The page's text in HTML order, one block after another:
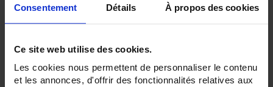
Consentement Détails À propos des cookies
Ce site web utilise des cookies.
Les cookies nous permettent de personnaliser le contenu
et les annonces, d'offrir des fonctionnalités relatives aux
SENSORS - applications:
Surface temperature